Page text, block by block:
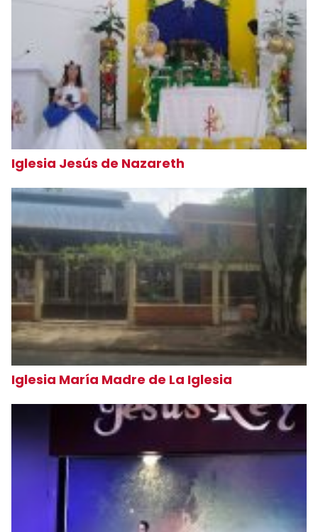
Iglesia Jesús de Nazareth
Iglesia María Madre de La Iglesia